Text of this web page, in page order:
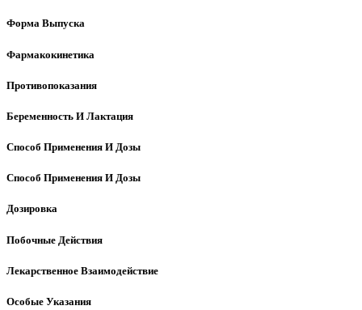
Форма Выпуска
Фармакокинетика
Противопоказания
Беременность И Лактация
Способ Применения И Дозы
Способ Применения И Дозы
Дозировка
Побочные Действия
Лекарственное Взаимодействие
Особые Указания